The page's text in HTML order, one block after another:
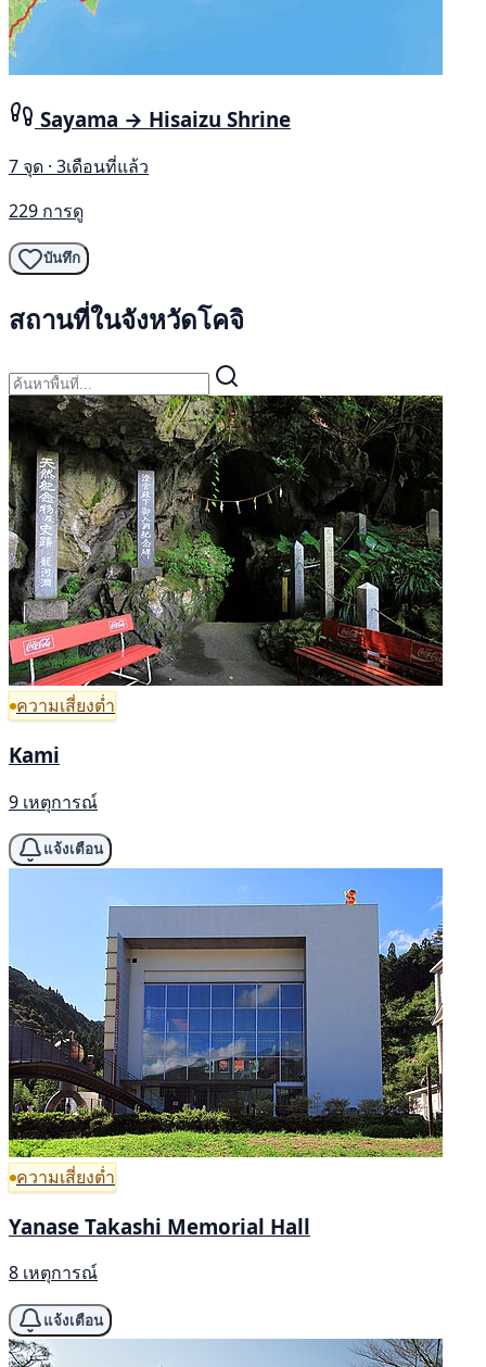
Sayama → Hisaizu Shrine
7 จุด · 3เดือนที่แล้ว
229 การดู
บันทึก
สถานที่ในจังหวัดโคจิ
ความเสี่ยงต่ำ
Kami
9 เหตุการณ์
แจ้งเตือน
ความเสี่ยงต่ำ
Yanase Takashi Memorial Hall
8 เหตุการณ์
แจ้งเตือน